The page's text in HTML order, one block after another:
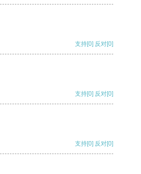
支持[0] 反对[0]
支持[0] 反对[0]
支持[0] 反对[0]